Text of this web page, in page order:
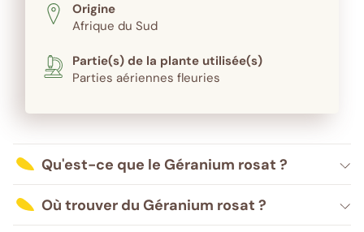
Origine
Afrique du Sud
Partie(s) de la plante utilisée(s)
Parties aériennes fleuries
Qu'est-ce que le Géranium rosat ?
Où trouver du Géranium rosat ?